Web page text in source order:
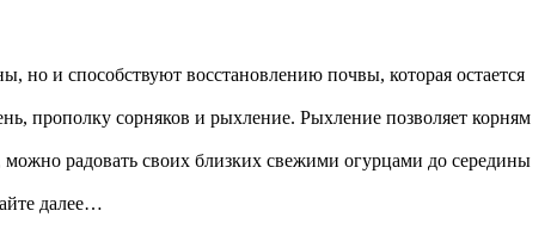
но и способствуют восстановлению почвы, которая остается
прополку сорняков и рыхление. Рыхление позволяет корням
радовать своих близких свежими огурцами до середины
далее…